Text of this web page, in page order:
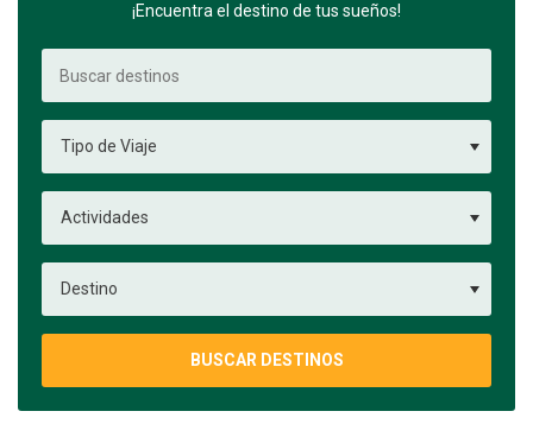
¡Encuentra el destino de tus sueños!
BUSCAR DESTINOS